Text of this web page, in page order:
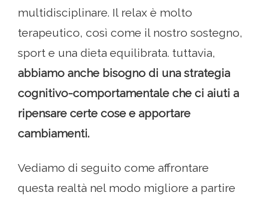
multidisciplinare. Il relax è molto
terapeutico, così come il nostro sostegno,
sport e una dieta equilibrata. tuttavia,
abbiamo anche bisogno di una strategia
cognitivo-comportamentale che ci aiuti a
ripensare certe cose e apportare
cambiamenti.
Vediamo di seguito come affrontare
questa realtà nel modo migliore a partire